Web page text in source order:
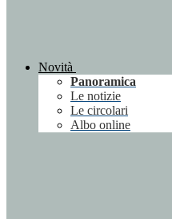
Novità
Panoramica
Le notizie
Le circolari
Albo online